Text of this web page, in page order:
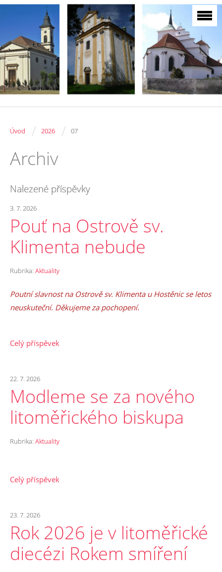
Úvod / 2026 / 07
Archiv
Nalezené příspěvky
3. 7. 2026
Pouť na Ostrově sv.
Klimenta nebude
Rubrika: Aktuality
Poutní slavnost na Ostrově sv. Klimenta u Hostěnic se letos
neuskuteční. Děkujeme za pochopení.
Celý příspěvek
22. 7. 2026
Modleme se za nového
litoměřického biskupa
Rubrika: Aktuality
Celý příspěvek
23. 7. 2026
Rok 2026 je v litoměřické
diecézi Rokem smíření